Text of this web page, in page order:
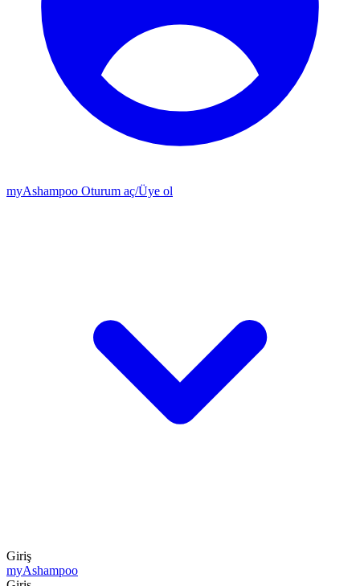
myAshampoo Oturum aç/Üye ol
Giriş
myAshampoo